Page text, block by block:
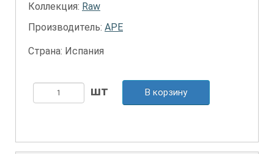
Коллекция: Raw
Производитель: APE
Страна: Испания
В корзину